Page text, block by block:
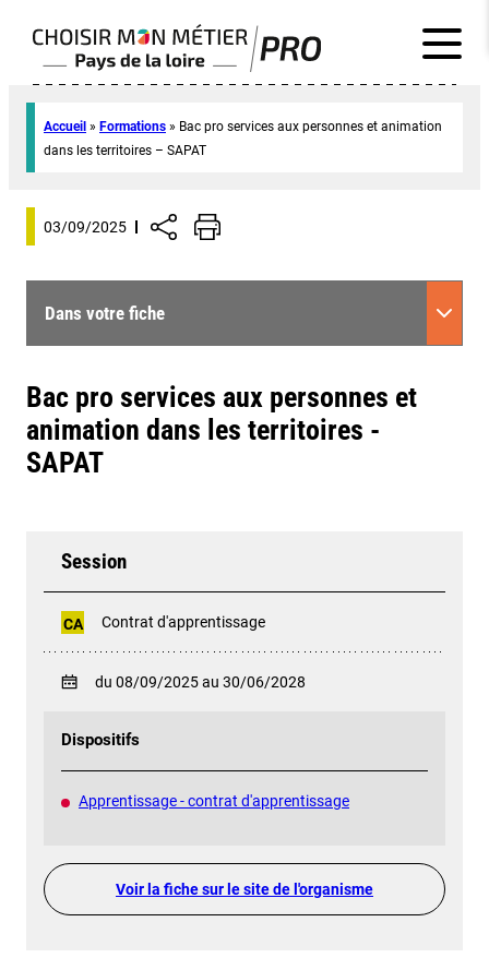
Accueil » Formations » Bac pro services aux personnes et animation
dans les territoires – SAPAT
03/09/2025
Dans votre fiche
Bac pro services aux personnes et
animation dans les territoires -
SAPAT
Session
CA Contrat d'apprentissage
du 08/09/2025 au 30/06/2028
Dispositifs
Apprentissage - contrat d'apprentissage
Voir la fiche sur le site de l'organisme